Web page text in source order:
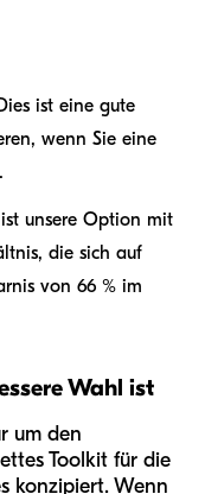
ist eine gute
wenn Sie eine
ist unsere Option mit
die sich auf
von 66 % im
Wahl ist
um den
Toolkit für die
konzipiert. Wenn